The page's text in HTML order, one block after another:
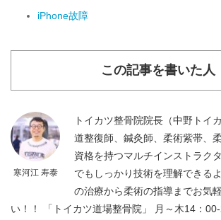
iPhone故障
この記事を書いた人
寒河江 寿泰
トイカツ整骨院院長（中野トイ
道整復師、鍼灸師、柔術紫帯、
資格を持つマルチインストラク
でもしっかり技術を理解できる
の治療から柔術の指導までお気
い！！ 「トイカツ道場整骨院」 月～木14：